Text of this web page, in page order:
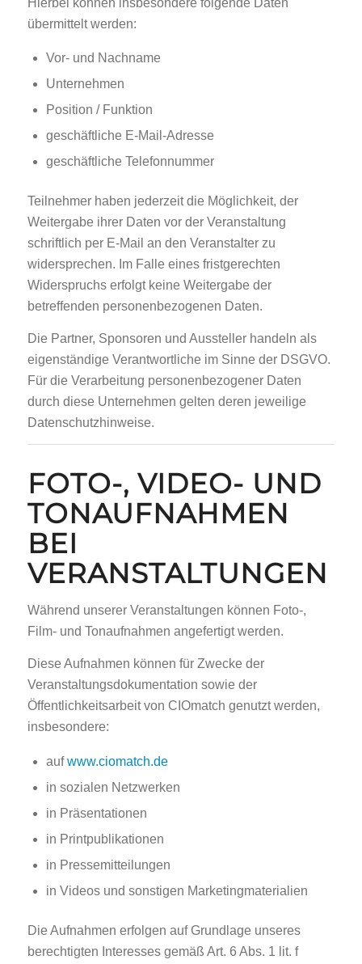
übermittelt werden:
Vor- und Nachname
Unternehmen
Position / Funktion
geschäftliche E-Mail-Adresse
geschäftliche Telefonnummer
Teilnehmer haben jederzeit die Möglichkeit, der
Weitergabe ihrer Daten vor der Veranstaltung
schriftlich per E-Mail an den Veranstalter zu
widersprechen. Im Falle eines fristgerechten
Widerspruchs erfolgt keine Weitergabe der
betreffenden personenbezogenen Daten.
Die Partner, Sponsoren und Aussteller handeln als
eigenständige Verantwortliche im Sinne der DSGVO.
Für die Verarbeitung personenbezogener Daten
durch diese Unternehmen gelten deren jeweilige
Datenschutzhinweise.
FOTO-, VIDEO- UND
TONAUFNAHMEN
BEI
VERANSTALTUNGEN
Während unserer Veranstaltungen können Foto-,
Film- und Tonaufnahmen angefertigt werden.
Diese Aufnahmen können für Zwecke der
Veranstaltungsdokumentation sowie der
Öffentlichkeitsarbeit von CIOmatch genutzt werden,
insbesondere:
aufwww.ciomatch.de
in sozialen Netzwerken
in Präsentationen
in Printpublikationen
in Pressemitteilungen
in Videos und sonstigen Marketingmaterialien
Die Aufnahmen erfolgen auf Grundlage unseres
berechtigten Interesses gemäß Art. 6 Abs. 1 lit. f